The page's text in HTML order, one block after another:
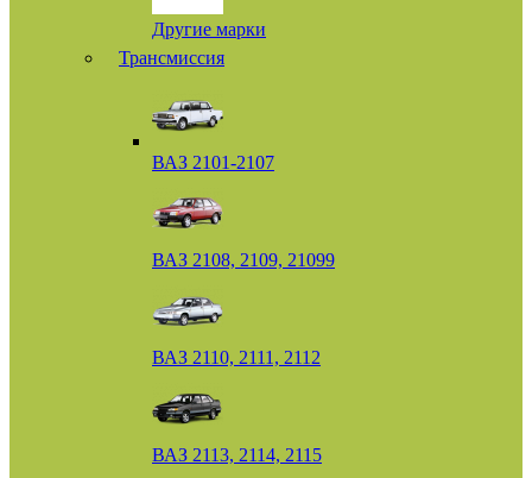
Другие марки
Трансмиссия
ВАЗ 2101-2107
ВАЗ 2108, 2109, 21099
ВАЗ 2110, 2111, 2112
ВАЗ 2113, 2114, 2115